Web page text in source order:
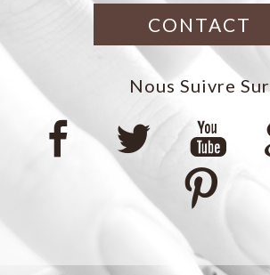
CONTACT
Nous Suivre Sur